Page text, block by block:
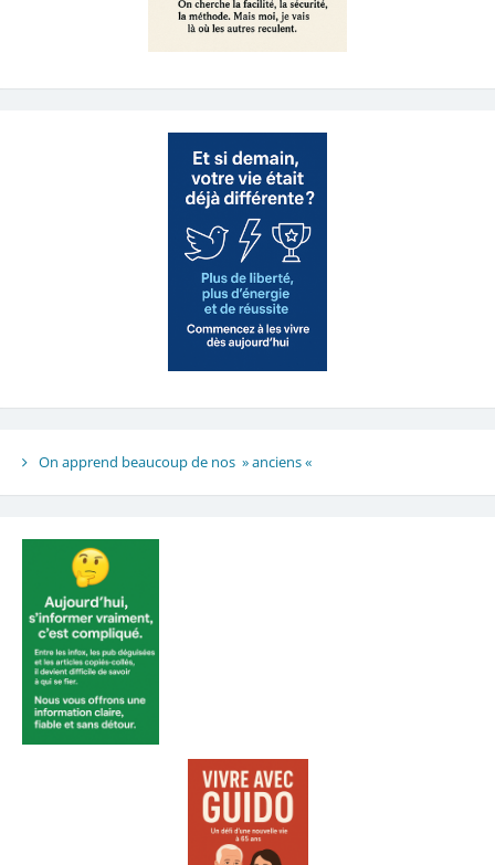
On apprend beaucoup de nos » anciens «